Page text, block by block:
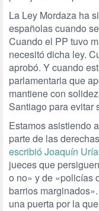
La Ley Mordaza ha
españolas cuando
Cuando el PP tuvo
necesitó dicha ley.
aprobó. Y cuando
parlamentaria que
mantiene con
Santiago para evitar
Estamos asistiendo
parte de las
escribió Joaquín
jueces que
o no» y de «policías
barrios
una puerta por la